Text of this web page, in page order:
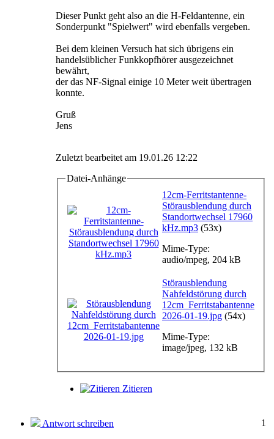
Dieser Punkt geht also an die H-Feldantenne, ein
Sonderpunkt "Spielwert" wird ebenfalls vergeben.
Bei dem kleinen Versuch hat sich übrigens ein
handelsüblicher Funkkopfhörer ausgezeichnet
bewährt,
der das NF-Signal einige 10 Meter weit übertragen
konnte.
Gruß
Jens
Zuletzt bearbeitet am 19.01.26 12:22
Datei-Anhänge
12cm-Ferritstantenne-
Störausblendung durch
Standortwechsel 17960
kHz.mp3 (53x)
Mime-Type:
audio/mpeg, 204 kB
Störausblendung
Nahfeldstörung durch
12cm_Ferritstabantenne
2026-01-19.jpg (54x)
Mime-Type:
image/jpeg, 132 kB
Zitieren
Antwort schreiben 1